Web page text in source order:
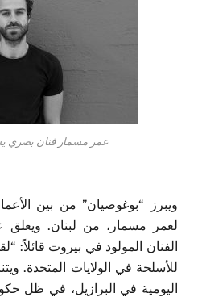
عمر مسمار فنان بصري
ويبرز “بوغوصيان” من بين
لعمر مسمار، من لبنان. ويعلق
الفنان المولود في بيروت قائلاً:
للأسلحة في الولايات المتحدة.
اليومية في البرازيل، في ظل